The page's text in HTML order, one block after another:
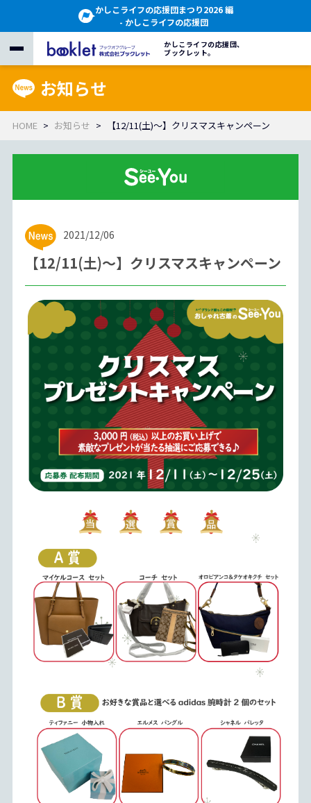
かしこライフの応援団まつり2026 編
- かしこライフの応援団
かしこライフの応援団、
ブックレット。
お知らせ
HOME お知らせ 【12/11(土)～】クリスマスキャンペーン
2021/12/06
【12/11(土)～】クリスマスキャンペーン